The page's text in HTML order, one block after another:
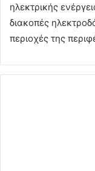
ηλεκτρικής
διακοπές
περιοχές της